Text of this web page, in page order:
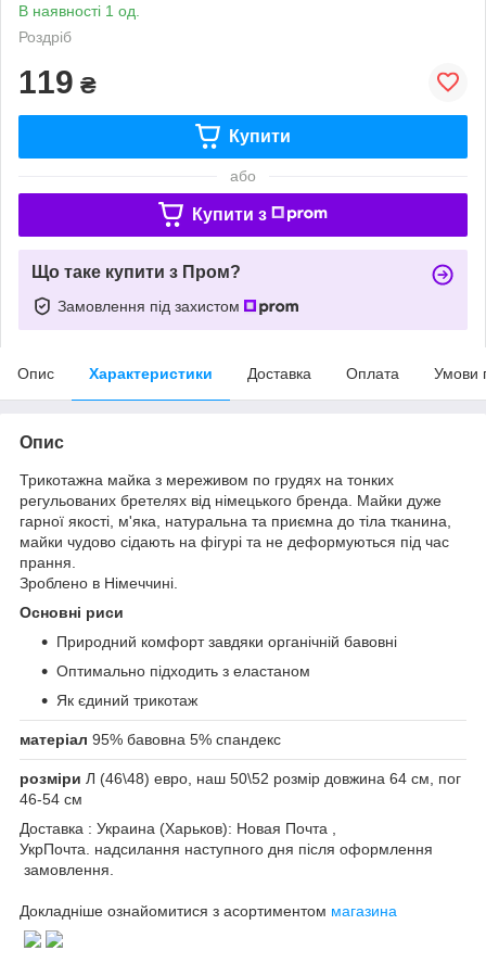
В наявності 1 од.
Роздріб
119 ₴
Купити
або
Купити з
Що таке купити з Пром?
Замовлення під захистом
Опис Характеристики Доставка Оплата Умови
Опис
Трикотажна майка з мереживом по грудях на тонких
регульованих бретелях від німецького бренда. Майки дуже
гарної якості, м'яка, натуральна та приємна до тіла тканина,
майки чудово сідають на фігурі та не деформуються під час
прання.
Зроблено в Німеччині.
Основні риси
Природний комфорт завдяки органічній бавовні
Оптимально підходить з еластаном
Як єдиний трикотаж
матеріал 95% бавовна 5% спандекс
розміри Л (46\48) евро, наш 50\52 розмір довжина 64 см, пог
46-54 см
Доставка : Украина (Харьков): Новая Почта ,
УкрПочта. надсилання наступного дня після оформлення
замовлення.
Докладніше ознайомитися з асортиментом магазина